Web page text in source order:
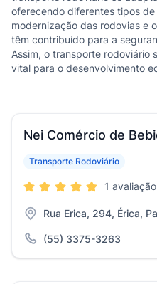
oferecendo diferentes tipos
modernização das rodovias e
têm contribuído para a
Assim, o transporte rodoviário
vital para o desenvolvimento
Nei Comércio de
Transporte Rodoviário
1 avaliação
Rua Erica, 294, Érica,
(55) 3375-3263